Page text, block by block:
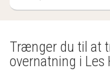
Trænger du til at
overnatning i Les